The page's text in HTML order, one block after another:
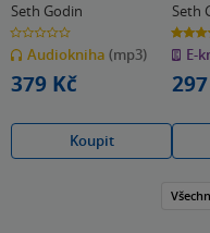
Seth Godin
0.0
z
5
hvězdiček
Audiokniha (mp3)
379 Kč
Koupit
Seth
4.7
z
5 E-